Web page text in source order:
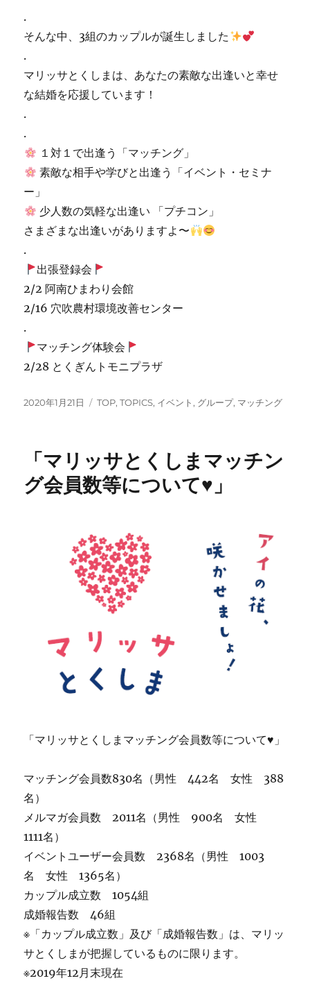
.
そんな中、3組のカップルが誕生しました
.
マリッサとくしまは、あなたの素敵な出逢いと幸せ
な結婚を応援しています！
.
.
１対１で出逢う「マッチング」
素敵な相手や学びと出逢う「イベント・セミナ
ー」
少人数の気軽な出逢い 「プチコン」
さまざまな出逢いがありますよ〜
.
出張登録会
2/2 阿南ひまわり会館
2/16 穴吹農村環境改善センター
.
マッチング体験会
2/28 とくぎんトモニプラザ
投
2020年1月21日
カ
ー
TOP,TOPICS, イベント , グループ, マッチング
「マリッサとくしまマッチン
グ会員数等について♥」
「マリッサとくしまマッチング会員数等について♥」
マッチング会員数830名（男性 442名 女性 388
名）
メルマガ会員数 2011名（男性 900名 女性
1111名）
イベントユーザー会員数 2368名（男性 1003
名 女性 1365名）
カップル成立数 1054組
成婚報告数 46組
※「カップル成立数」及び「成婚報告数」は、マリッ
サとくしまが把握しているものに限ります。
※2019年12月末現在